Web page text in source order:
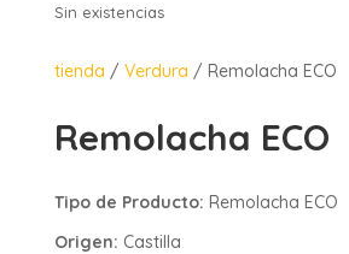
Sin existencias
tienda / Verdura / Remolacha ECO
Remolacha ECO
Tipo de Producto: Remolacha ECO
Origen: Castilla